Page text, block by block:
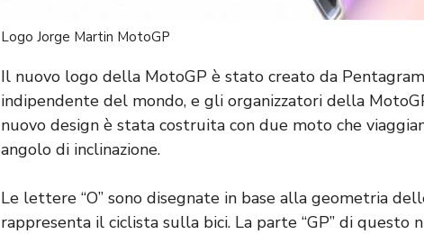
Logo Jorge Martin MotoGP
Il nuovo logo della MotoGP è stato creato da
indipendente del mondo, e gli organizzatori della
nuovo design è stata costruita con due moto che
angolo di inclinazione.
Le lettere “O” sono disegnate in base alla geometria
rappresenta il ciclista sulla bici. La parte “GP” di questo